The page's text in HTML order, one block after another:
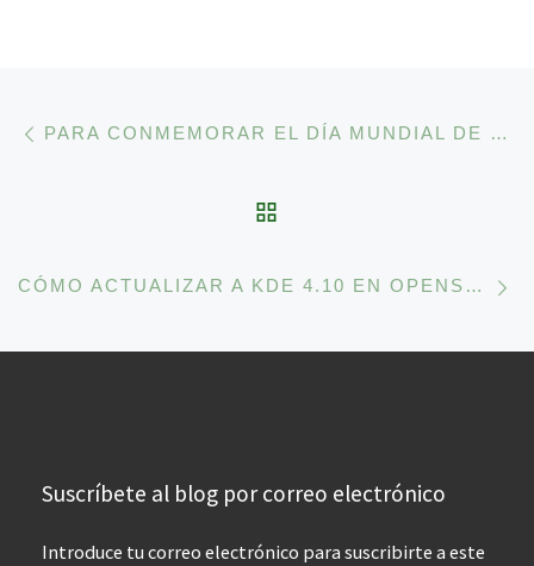
Navegación de la PARA CONMEMORAR EL DÍA MUNDIAL DE LOS HUMEDALES DEMOS UN PASEO FOTOGRÁFICO POR EL PARQUE NATURAL DE EL HONDO.
CÓMO ACTUALIZAR A KDE 4.10 EN OPENSUSE 12.2 Y CÓMO RESTAURAR EL SISTEMA ORIGINAL EN SU CASO.
Suscríbete al blog por correo electrónico
Introduce tu correo electrónico para suscribirte a este